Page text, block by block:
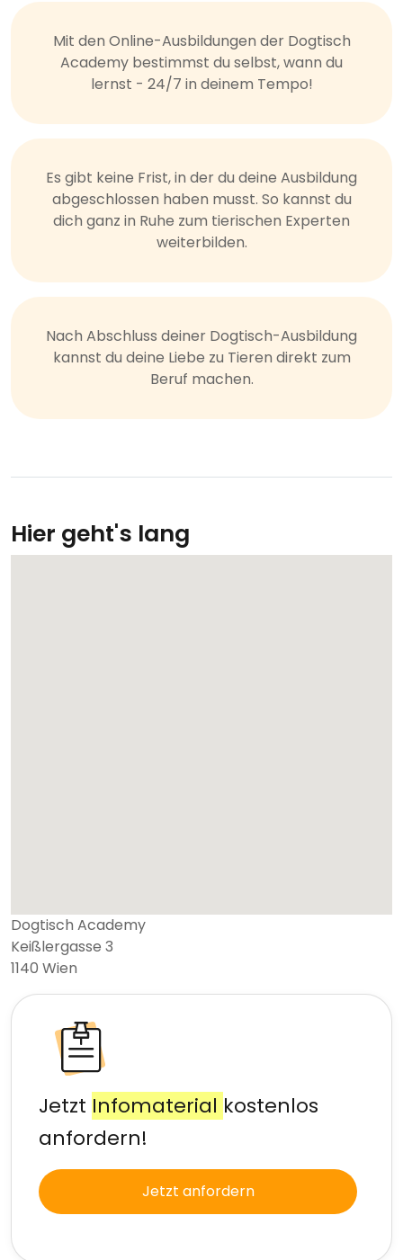
Mit den Online-Ausbildungen der Dogtisch
Academy bestimmst du selbst, wann du
lernst - 24/7 in deinem Tempo!
Es gibt keine Frist, in der du deine Ausbildung
abgeschlossen haben musst. So kannst du
dich ganz in Ruhe zum tierischen Experten
weiterbilden.
Nach Abschluss deiner Dogtisch-Ausbildung
kannst du deine Liebe zu Tieren direkt zum
Beruf machen.
Hier geht's lang
Dogtisch Academy
Keißlergasse 3
1140 Wien
Jetzt Infomaterial kostenlos
anfordern!
Jetzt anfordern